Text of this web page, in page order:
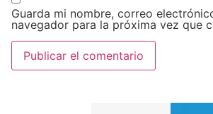
Guarda mi nombre, correo
navegador para la próxima vez que